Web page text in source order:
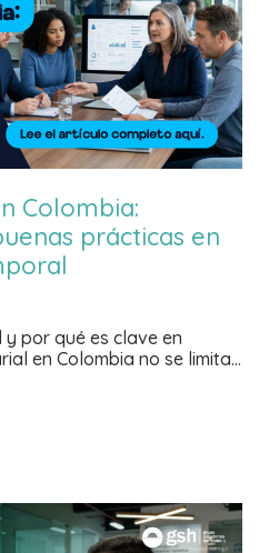
Colombia:
prácticas en
por qué es clave en
en Colombia no se limita…